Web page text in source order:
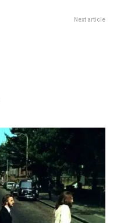
Next article